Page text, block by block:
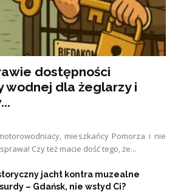
dostępności
wodnej dla żeglarzy i
mieszkańcy Pomorza i nie
Czy też macie dość tego, że...
jacht kontra muzealne
– Gdańsk, nie wstyd Ci?